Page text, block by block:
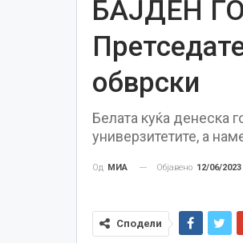
БАЈДЕН
обврски
Белата куќа денеска
универзитетите, а
Од МИА Објавено 12/06/
Сподели